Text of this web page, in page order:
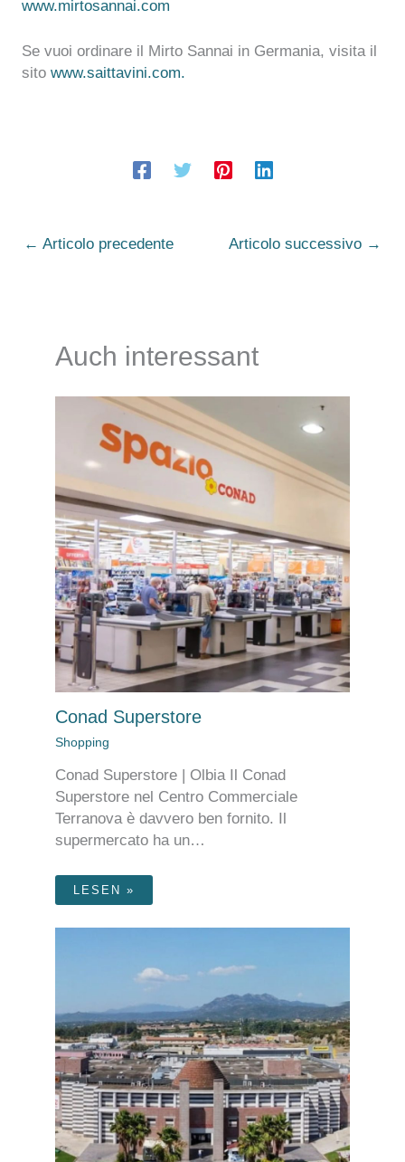
www.mirtosannai.com
Se vuoi ordinare il Mirto Sannai in Germania, visita il
sitowww.saittavini.com.
← Articolo precedente Articolo successivo →
Auch interessant
Conad Superstore
Shopping
Conad Superstore | Olbia Il Conad
Superstore nel Centro Commerciale
Terranova è davvero ben fornito. Il
supermercato ha un…
LESEN »